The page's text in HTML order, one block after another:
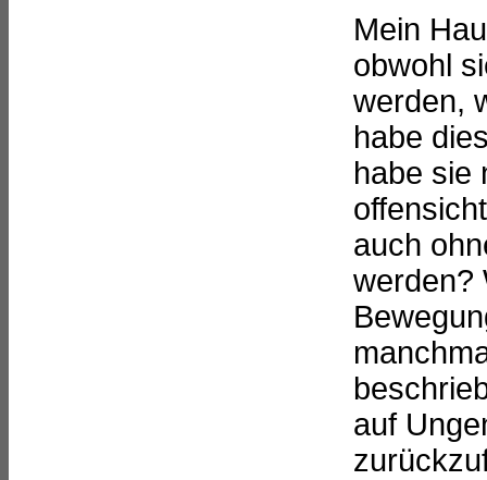
Mein
obwohl
werden,
habe
habe sie
auch
werden?
auf